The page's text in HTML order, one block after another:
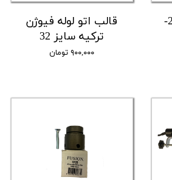
برقو لوله پنج لایه 20-
قالب اتو لوله فیوژن
ترکیه سایز 32
۹۰۰,۰۰۰ تومان